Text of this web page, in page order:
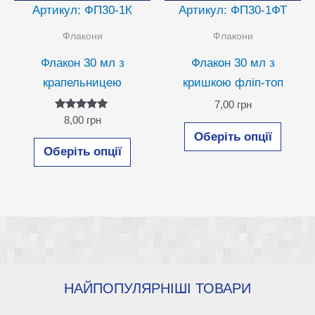
Артикул: ФП30-1К
Флакони
Флакон 30 мл з
крапельницею
Оцінено в
5.00
з 5
8,00 грн
Оберіть опції
Цей
Артикул: ФП30-1ФТ
Флакони
Флакон 30 мл з
кришкою фліп-топ
7,00 грн
Оберіть опції
Цей
НАЙПОПУЛЯРНІШІ ТОВАРИ